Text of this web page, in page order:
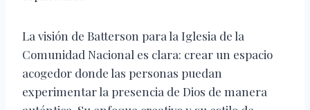
La visión de Batterson para la Iglesia de la
Comunidad Nacional es clara: crear un espacio
acogedor donde las personas puedan
experimentar la presencia de Dios de manera